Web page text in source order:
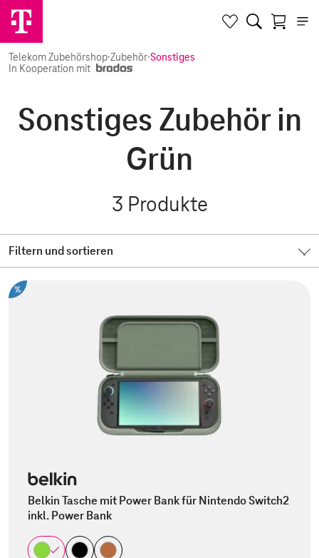
Telekom Zubehörshop·Zubehör·Sonstiges
In Kooperation mit
Sonstiges Zubehör in
Grün
3 Produkte
Filtern und sortieren
%
Belkin Tasche mit Power Bank für Nintendo Switch2
inkl. Power Bank